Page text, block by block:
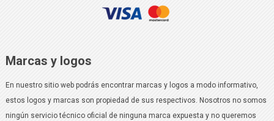
Marcas y logos
En nuestro sitio web podrás encontrar marcas y logos a modo informativo,
estos logos y marcas son propiedad de sus respectivos. Nosotros no somos
ningún servicio técnico oficial de ninguna marca expuesta y no queremos